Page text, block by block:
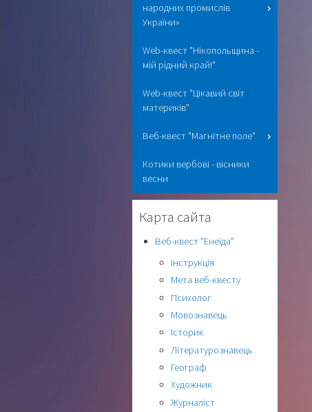
народних промислів
України»
Web-квест "Нікопольщина -
мій рідний край!"
Web-квест "Цікавий світ
материків"
Веб-квест "Магнітне поле"
Котики вербові - вісники
весни
Карта сайта
Веб-квест "Енеїда"
Інструкція
Мета веб-квесту
Психолог
Мовознавець
Історик
Літературознавець
Географ
Художник
Журналіст